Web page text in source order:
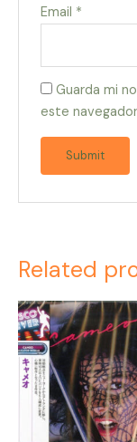
Email *
Guarda mi
este
Related